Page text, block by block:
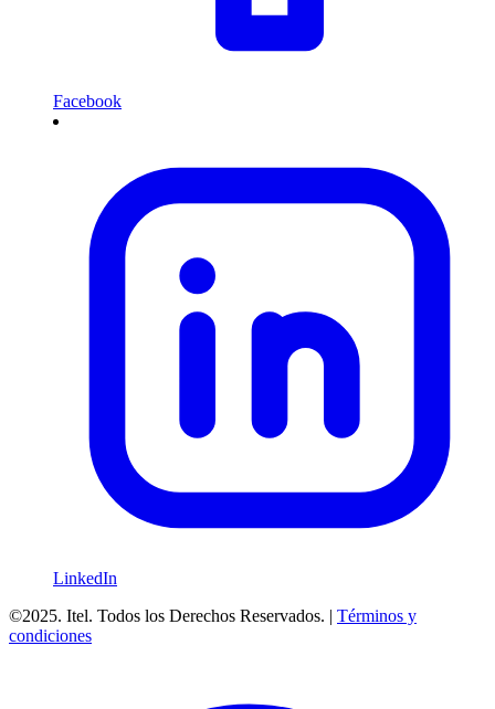
Facebook
LinkedIn
©2025. Itel. Todos los Derechos Reservados. | Términos y
condiciones